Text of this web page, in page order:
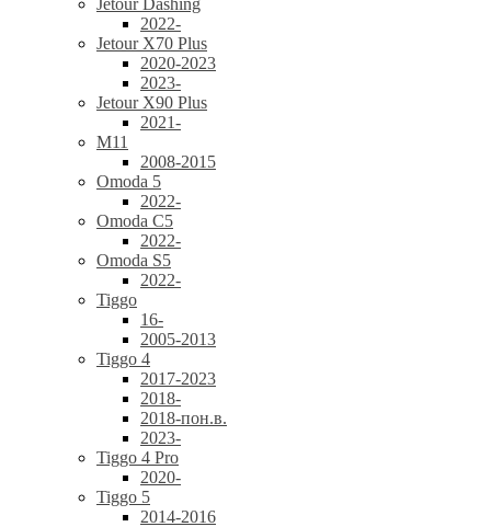
Jetour Dashing
2022-
Jetour X70 Plus
2020-2023
2023-
Jetour X90 Plus
2021-
M11
2008-2015
Omoda 5
2022-
Omoda C5
2022-
Omoda S5
2022-
Tiggo
16-
2005-2013
Tiggo 4
2017-2023
2018-
2018-пон.в.
2023-
Tiggo 4 Pro
2020-
Tiggo 5
2014-2016